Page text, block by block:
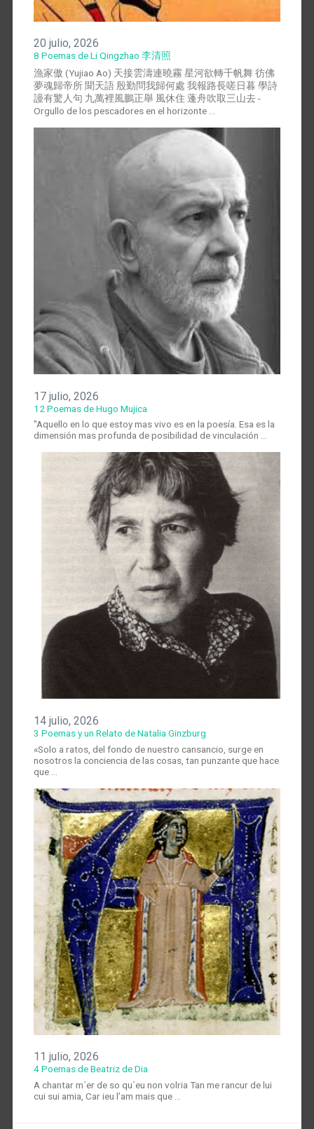
20 julio, 2026
8 Poemas de Li Qingzhao 李清照
漁家傲 (Yujiao Ao) 天接雲濤連曉霧 星河欲轉千帆舞 彷佛
夢魂歸帝所 聞天語 殷勤問我歸何處 我報路長嗟日暮 學詩
謾有驚人句 九萬裡風鵬正舉 風休住 蓬舟吹取三山去 -
Orgullo de los pescadores en el horizonte …
17 julio, 2026
12 Poemas de Hugo Mujica
"Aquello en lo que estoy mas vivo es en la poesía. Esa es la
dimensión mas profunda de posibilidad de vinculación …
14 julio, 2026
3 Poemas y un Relato de Natalia Ginzburg
«Solo a ratos, del fondo de nuestro cansancio, surge en
nosotros la conciencia de las cosas, tan punzante que hace
que …
11 julio, 2026
4 Poemas de Beatriz de Dia
A chantar m´er de so qu´eu non volria Tan me rancur de lui
cui sui amia, Car ieu l’am mais que …